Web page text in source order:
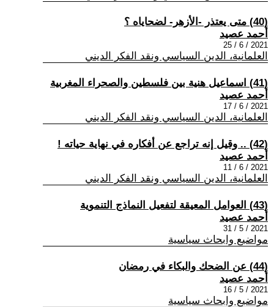
(40) متى يعتذر -الأزهر- لضحاياه ؟
أحمد عصيد
2021 / 6 / 25
العلمانية، الدين السياسي ونقد الفكر الديني
(41) اسماعيل هنية بين فلسطين والصحراء المغربية
أحمد عصيد
2021 / 6 / 17
العلمانية، الدين السياسي ونقد الفكر الديني
(42) .. وقيل إنه تراجع عن أفكاره في نهاية حياته !
أحمد عصيد
2021 / 6 / 11
العلمانية، الدين السياسي ونقد الفكر الديني
(43) العوامل المعيقة لتفعيل النماذج التنموية
أحمد عصيد
2021 / 5 / 31
مواضيع وابحاث سياسية
(44) عن الضحك والبكاء في رمضان
أحمد عصيد
2021 / 5 / 16
مواضيع وابحاث سياسية